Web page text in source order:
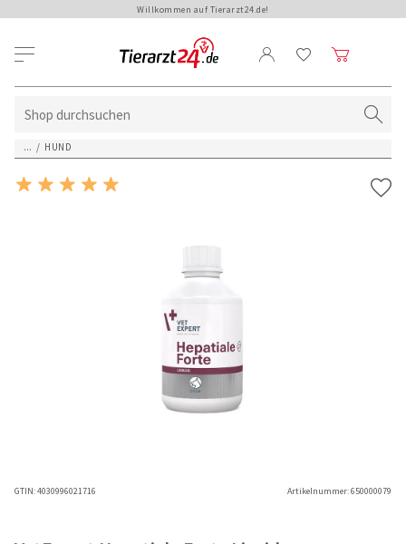
Willkommen auf Tierarzt24.de!
... / HUND
GTIN:4030996021716 Artikelnummer:650000079